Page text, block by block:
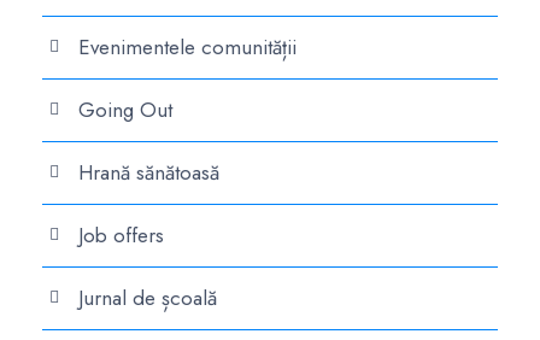
Evenimentele comunității
Going Out
Hrană sănătoasă
Job offers
Jurnal de școală